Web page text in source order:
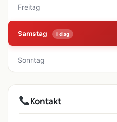
Freitag
Samstag i dag
Sonntag
Kontakt